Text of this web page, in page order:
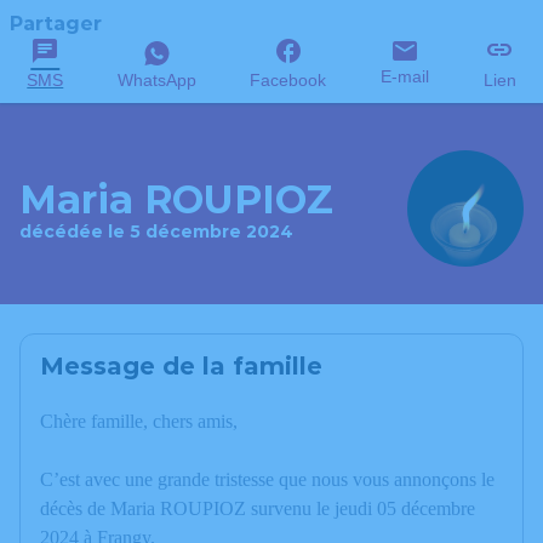
Partager
SMS WhatsApp Facebook E-mail Lien
Maria ROUPIOZ
décédée le 5 décembre 2024
Message de la famille
Chère famille, chers amis,
C’est avec une grande tristesse que nous vous annonçons le
décès de Maria ROUPIOZ survenu le jeudi 05 décembre
2024 à Frangy.